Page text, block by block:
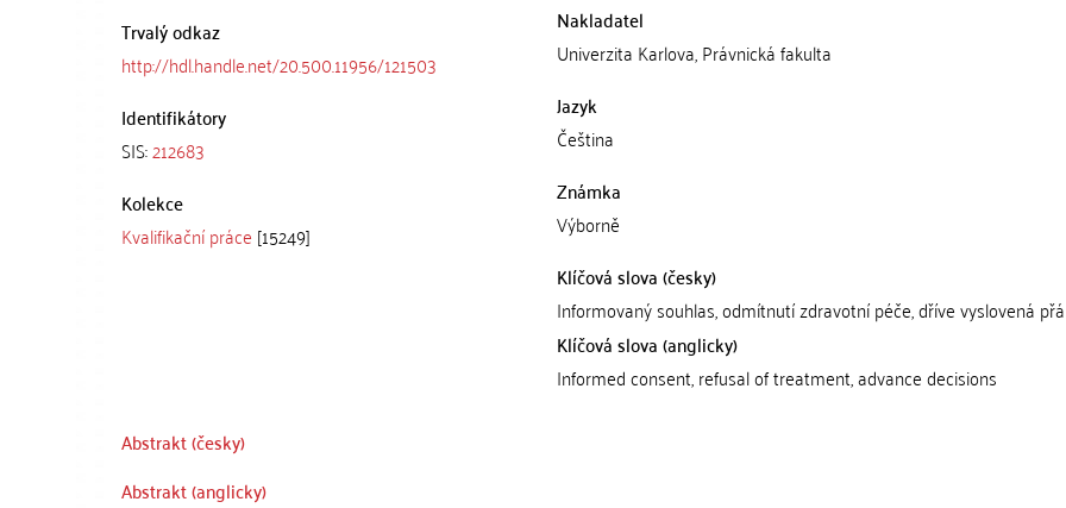
Trvalý odkaz
http://hdl.handle.net/20.500.11956/121503
Identifikátory
SIS:212683
Kolekce
Kvalifikační práce [15249]
Nakladatel
Univerzita Karlova, Právnická fakulta
Jazyk
Čeština
Známka
Výborně
Klíčová slova (česky)
Informovaný souhlas, odmítnutí zdravotní péče, dříve vyslovená
Klíčová slova (anglicky)
Informed consent, refusal of treatment, advance decisions
Abstrakt (česky)
Abstrakt (anglicky)